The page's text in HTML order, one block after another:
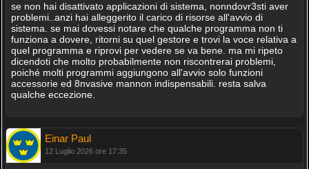
se non hai disattivato applicazioni di sistema, nonndovr3sti aver
problemi..anzi hai alleggerito il carico di risorse all'avvio di
sistema. se mai dovessi notare che qualche programma non ti
funziona a dovere, ritorni su quel gestore e trovi la voce relativa a
quel programma e riprovi per vedere se va bene. ma mi ripeto
dicendoti che molto probabilmente non riscontrerai problemi,
poiché molti programmi aggiungono all'avvio solo funzioni
accessorie ed 8nvasive mannon indispensabili. resta salva
qualche eccezione.
Einar Paul
12 Luglio 2026 ore 17:35